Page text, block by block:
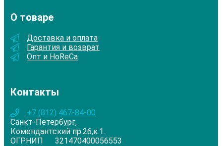
О товаре
Доставка и оплата
Гарантия и возврат
Опт и HoReCa
Контакты
+7 (812) 467-84-00
Санкт-Петербург,
Комендантский пр.26,к.1.
ОГРНИП 321470400056553